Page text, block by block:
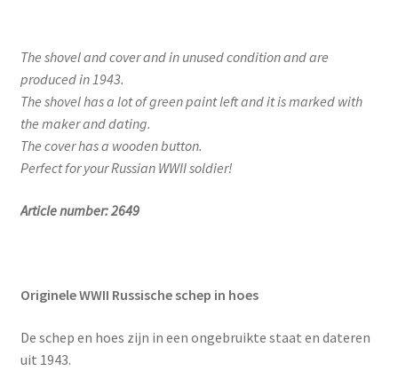
The shovel and cover and in unused condition and are
produced in 1943.
The shovel has a lot of green paint left and it is marked with
the maker and dating.
The cover has a wooden button.
Perfect for your Russian WWII soldier!
Article number: 2649
Originele WWII Russische schep in hoes
De schep en hoes zijn in een ongebruikte staat en dateren
uit 1943.